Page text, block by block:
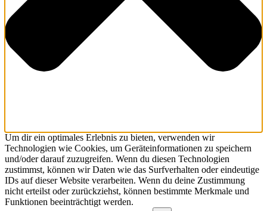
Um dir ein optimales Erlebnis zu bieten, verwenden wir
Technologien wie Cookies, um Geräteinformationen zu speichern
und/oder darauf zuzugreifen. Wenn du diesen Technologien
zustimmst, können wir Daten wie das Surfverhalten oder eindeutige
IDs auf dieser Website verarbeiten. Wenn du deine Zustimmung
nicht erteilst oder zurückziehst, können bestimmte Merkmale und
Funktionen beeinträchtigt werden.